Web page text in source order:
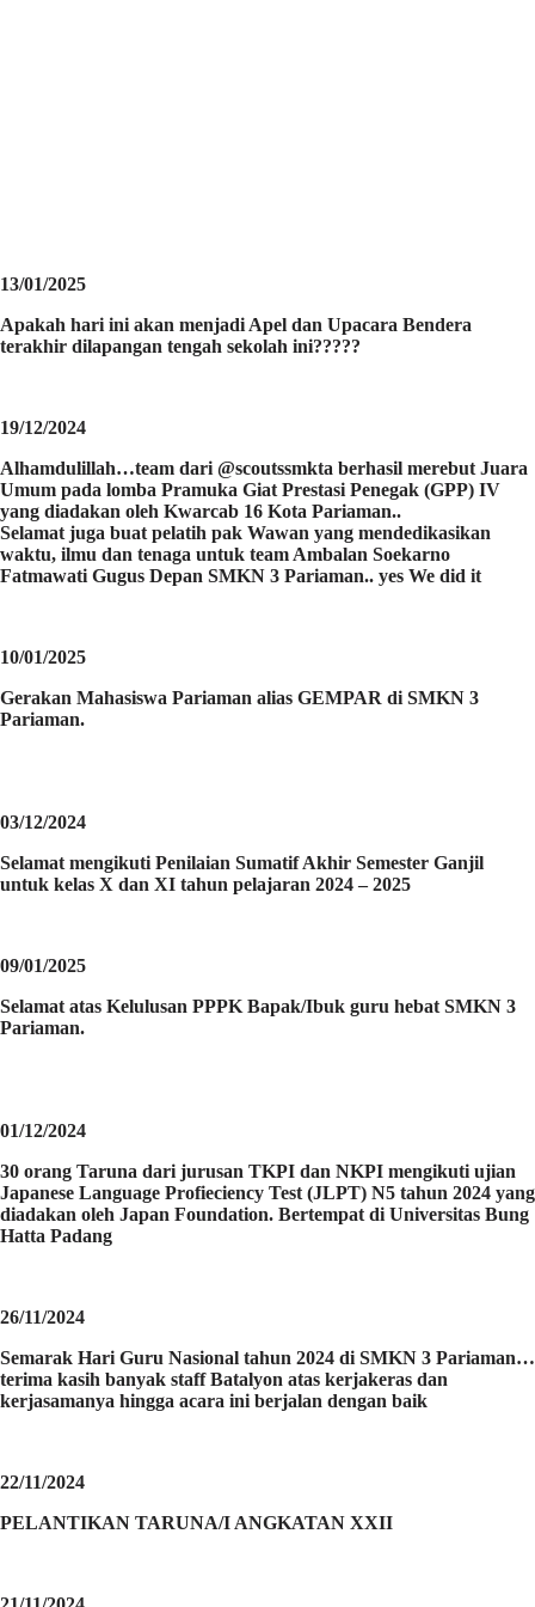
13/01/2025
Apakah hari ini akan menjadi Apel dan Upacara Bendera
terakhir dilapangan tengah sekolah ini?????
19/12/2024
Alhamdulillah…team dari @scoutssmkta berhasil merebut Juara
Umum pada lomba Pramuka Giat Prestasi Penegak (GPP) IV
yang diadakan oleh Kwarcab 16 Kota Pariaman..
Selamat juga buat pelatih pak Wawan yang mendedikasikan
waktu, ilmu dan tenaga untuk team Ambalan Soekarno
Fatmawati Gugus Depan SMKN 3 Pariaman.. yes We did it
10/01/2025
Gerakan Mahasiswa Pariaman alias GEMPAR di SMKN 3
Pariaman.
03/12/2024
Selamat mengikuti Penilaian Sumatif Akhir Semester Ganjil
untuk kelas X dan XI tahun pelajaran 2024 – 2025
09/01/2025
Selamat atas Kelulusan PPPK Bapak/Ibuk guru hebat SMKN 3
Pariaman.
01/12/2024
30 orang Taruna dari jurusan TKPI dan NKPI mengikuti ujian
Japanese Language Profieciency Test (JLPT) N5 tahun 2024 yang
diadakan oleh Japan Foundation. Bertempat di Universitas Bung
Hatta Padang
26/11/2024
Semarak Hari Guru Nasional tahun 2024 di SMKN 3 Pariaman…
terima kasih banyak staff Batalyon atas kerjakeras dan
kerjasamanya hingga acara ini berjalan dengan baik
22/11/2024
PELANTIKAN TARUNA/I ANGKATAN XXII